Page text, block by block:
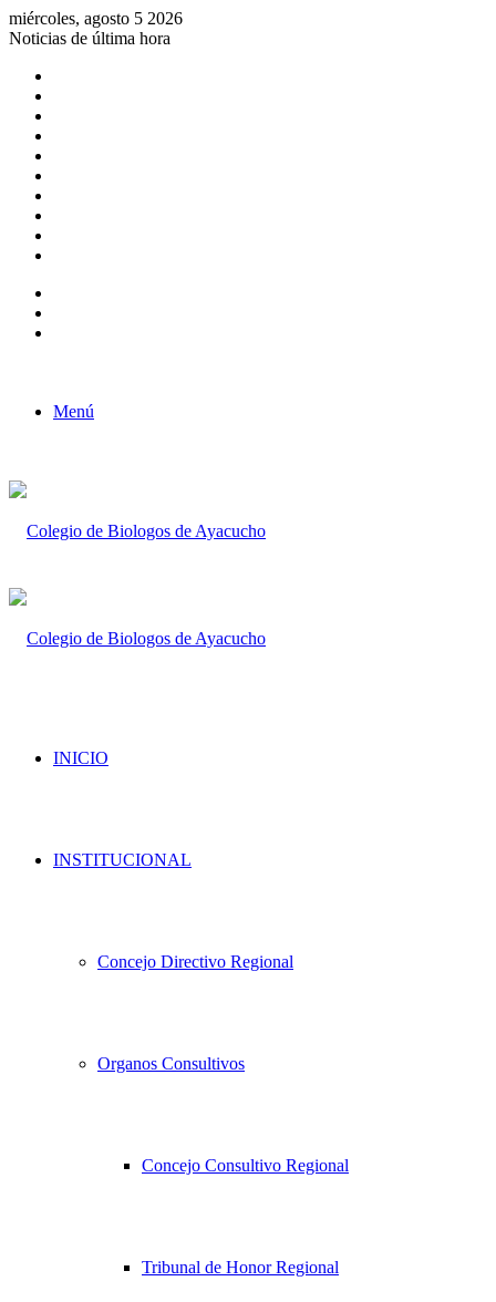
miércoles, agosto 5 2026
Noticias de última hora
Menú
INICIO
INSTITUCIONAL
Concejo Directivo Regional
Organos Consultivos
Concejo Consultivo Regional
Tribunal de Honor Regional